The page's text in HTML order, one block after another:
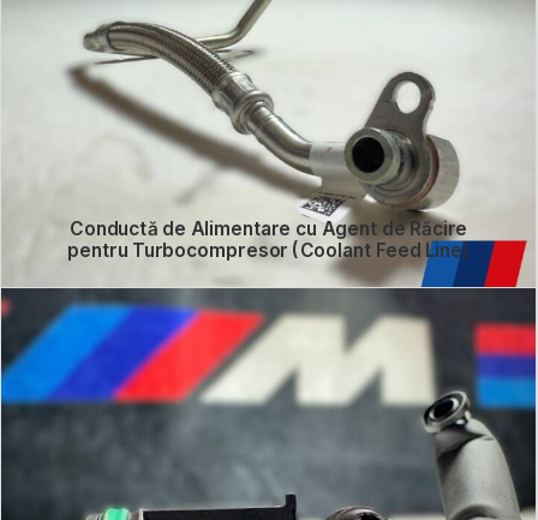
Conductă de Alimentare cu Agent de Răcire
pentru Turbocompresor (Coolant Feed Line)